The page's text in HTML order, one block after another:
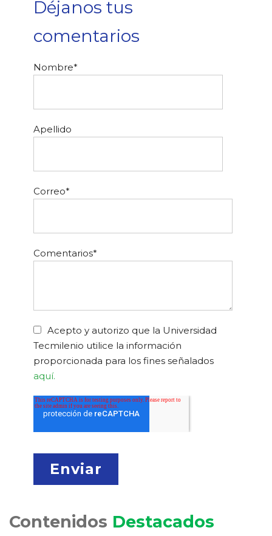
Déjanos tus
comentarios
Nombre*
Apellido
Correo*
Comentarios*
Acepto y autorizo que la Universidad
Tecmilenio utilice la información
proporcionada para los fines señalados
aquí.
Contenidos Destacados